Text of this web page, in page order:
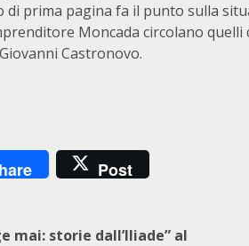
di prima pagina fa il punto sulla
Moncada circolano
Castronovo.
Post
mai: storie dall’Iliade” al